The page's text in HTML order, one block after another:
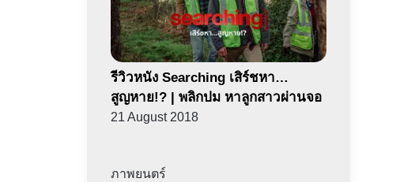
รีวิวหนัง Searching เสิร์ชหา…
สูญหาย!? | พลิกปม หาลูกสาวผ่านจอ
21 August 2018
ภาพยนตร์